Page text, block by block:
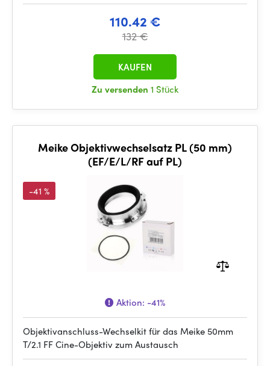
110.42 €
132 €
Zu versenden 1 Stück
KAUFEN
Meike Objektivwechselsatz PL (50 mm)
(EF/E/L/RF auf PL)
-41 %
Aktion: -41%
Objektivanschluss-Wechselkit für das Meike 50mm
T/2.1 FF Cine-Objektiv zum Austausch